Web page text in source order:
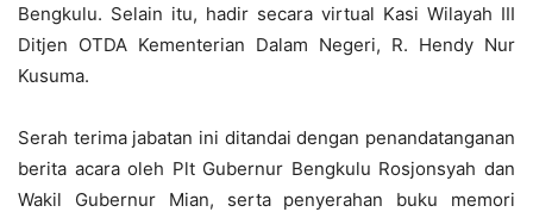
Bengkulu. Selain itu, hadir secara virtual Kasi Wilayah III
Ditjen OTDA Kementerian Dalam Negeri, R. Hendy Nur
Kusuma.
Serah terima jabatan ini ditandai dengan penandatanganan
berita acara oleh Plt Gubernur Bengkulu Rosjonsyah dan
Wakil Gubernur Mian, serta penyerahan buku memori